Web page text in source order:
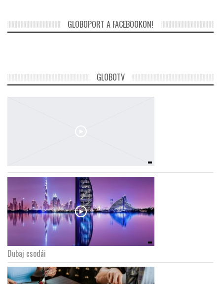
GLOBOPORT A FACEBOOKON!
GLOBOTV
Dubaj csodái